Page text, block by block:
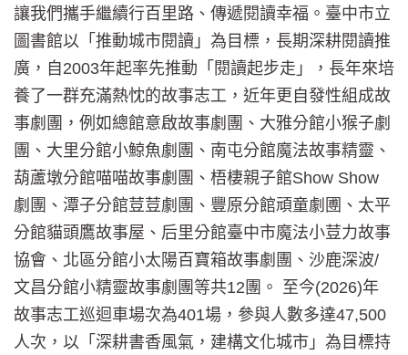
讓我們攜手繼續行百里路、傳遞閱讀幸福。臺中市立
圖書館以「推動城市閱讀」為目標，長期深耕閱讀推
廣，自2003年起率先推動「閱讀起步走」，長年來培
養了一群充滿熱忱的故事志工，近年更自發性組成故
事劇團，例如總館意啟故事劇團、大雅分館小猴子劇
團、大里分館小鯨魚劇團、南屯分館魔法故事精靈、
葫蘆墩分館喵喵故事劇團、梧棲親子館Show Show
劇團、潭子分館荳荳劇團、豐原分館頑童劇圑、太平
分館貓頭鷹故事屋、后里分館臺中市魔法小荳力故事
協會、北區分館小太陽百寶箱故事劇團、沙鹿深波/
文昌分館小精靈故事劇團等共12團。 至今(2026)年
故事志工巡迴車場次為401場，參與人數多達47,500
人次，以「深耕書香風氣，建構文化城市」為目標持